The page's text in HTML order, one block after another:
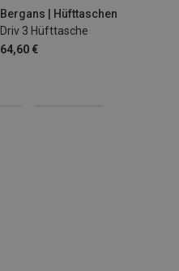
Bergans | Hüfttaschen
Driv 3 Hüfttasche
64,60 €